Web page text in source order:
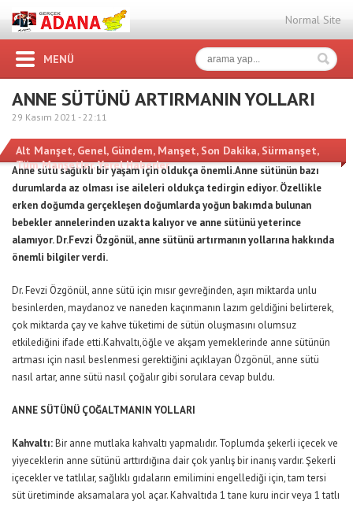
Normal Site
MENÜ
ANNE SÜTÜNÜ ARTIRMANIN YOLLARI
29 Kasım 2021 -22:11
Alt Manşet, Genel, Gündem, Manşet, Son Dakika, Sürmanşet,
Tüm Manşetler,Yerel Haberler
Anne sütü sağlıklı bir yaşam için oldukça önemli.Anne sütünün bazı
durumlarda az olması ise aileleri oldukça tedirgin ediyor. Özellikle
erken doğumda gerçekleşen doğumlarda yoğun bakımda bulunan
bebekler annelerinden uzakta kalıyor ve anne sütünü yeterince
alamıyor. Dr.Fevzi Özgönül, anne sütünü artırmanın yollarına hakkında
önemli bilgiler verdi.
Dr. Fevzi Özgönül, anne sütü için mısır gevreğinden, aşırı miktarda unlu
besinlerden, maydanoz ve naneden kaçınmanın lazım geldiğini belirterek,
çok miktarda çay ve kahve tüketimi de sütün oluşmasını olumsuz
etkilediğini ifade etti.Kahvaltı,öğle ve akşam yemeklerinde anne sütünün
artması için nasıl beslenmesi gerektiğini açıklayan Özgönül, anne sütü
nasıl artar, anne sütü nasıl çoğalır gibi sorulara cevap buldu.
ANNE SÜTÜNÜ ÇOĞALTMANIN YOLLARI
Kahvaltı:Bir anne mutlaka kahvaltı yapmalıdır. Toplumda şekerli içecek ve
yiyeceklerin anne sütünü arttırdığına dair çok yanlış bir inanış vardır. Şekerli
içecekler ve tatlılar, sağlıklı gıdaların emilimini engellediği için, tam tersi
süt üretiminde aksamalara yol açar. Kahvaltıda 1 tane kuru incir veya 1 tatlı